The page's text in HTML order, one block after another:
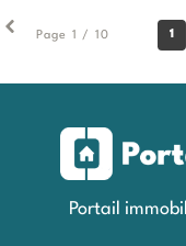
Page 1 / 10 1
Portail